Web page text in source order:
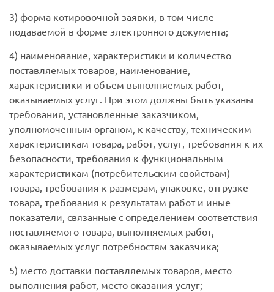
3) форма котировочной заявки, в том числе
подаваемой в форме электронного документа;
4) наименование, характеристики и количество
поставляемых товаров, наименование,
характеристики и объем выполняемых работ,
оказываемых услуг. При этом должны быть указаны
требования, установленные заказчиком,
уполномоченным органом, к качеству, техническим
характеристикам товара, работ, услуг, требования к их
безопасности, требования к функциональным
характеристикам (потребительским свойствам)
товара, требования к размерам, упаковке, отгрузке
товара, требования к результатам работ и иные
показатели, связанные с определением соответствия
поставляемого товара, выполняемых работ,
оказываемых услуг потребностям заказчика;
5) место доставки поставляемых товаров, место
выполнения работ, место оказания услуг;